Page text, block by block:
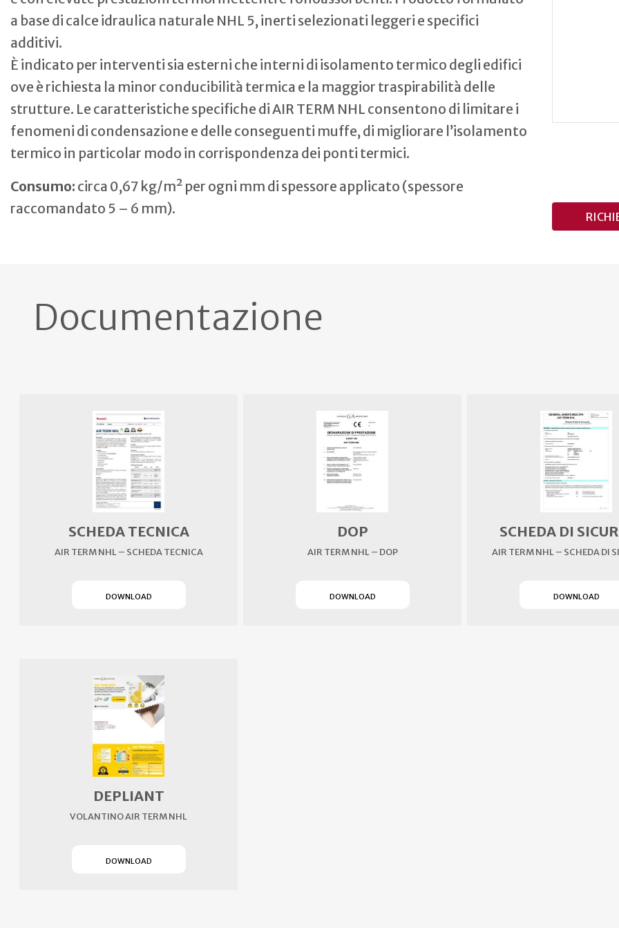
a base di calce idraulica naturale NHL 5, inerti selezionati leggeri e specifici
additivi.
È indicato per interventi sia esterni che interni di isolamento termico degli edifici
ove è richiesta la minor conducibilità termica e la maggior traspirabilità delle
strutture. Le caratteristiche specifiche di AIR TERM NHL consentono di limitare i
fenomeni di condensazione e delle conseguenti muffe, di migliorare l’isolamento
termico in particolar modo in corrispondenza dei ponti termici.
Consumo: circa 0,67 kg/m² per ogni mm di spessore applicato (spessore
raccomandato 5 – 6 mm).
Documentazione
SCHEDA TECNICA
AIR TERM NHL – SCHEDA TECNICA
DOWNLOAD(SI APRE IN UN NUOVO TAB)
DOP
AIR TERM NHL – DOP
DOWNLOAD(SI APRE IN UN NUOVO TAB)
SCHEDA DI
AIR TERM NHL – SCHEDA DI
DOWNLOAD(SI
DEPLIANT
VOLANTINO AIR TERM NHL
DOWNLOAD(SI APRE IN UN NUOVO TAB)